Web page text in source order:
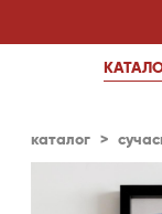
каталог >